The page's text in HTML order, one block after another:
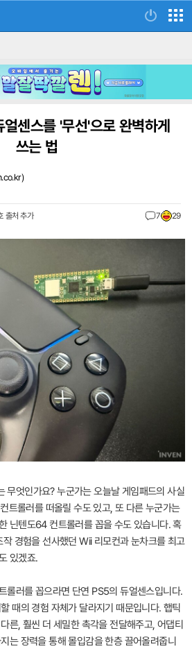
센스를 '무선'으로 완벽하게
쓰는 법
)
출처 추가 7 29
무엇인가요? 누군가는 오늘날 게임패드의 사실
트롤러를 떠올릴 수도 있고, 또 다른 누군가는
닌텐도64 컨트롤러를 꼽을 수도 있습니다. 혹
경험을 선사했던 Wii 리모컨과 눈차크를 최고
있겠죠.
롤러를 꼽으라면 단연 PS5의 듀얼센스입니다.
때의 경험 자체가 달라지기 때문입니다. 햅틱
른, 훨씬 더 세밀한 촉각을 전달해주고, 어댑티
는 장력을 통해 몰입감을 한층 끌어올려줍니